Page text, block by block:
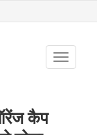
Toggle
कैप